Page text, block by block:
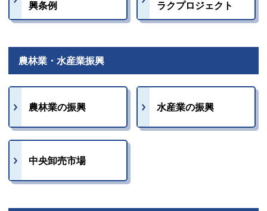
興条例
ラクプロジェクト
農林業・水産業振興
農林業の振興 水産業の振興
中央卸売市場